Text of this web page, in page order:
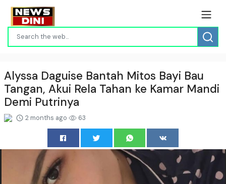
Alyssa Daguise Bantah Mitos Bayi Bau
Tangan, Akui Rela Tahan ke Kamar Mandi
Demi Putrinya
2 months ago 63